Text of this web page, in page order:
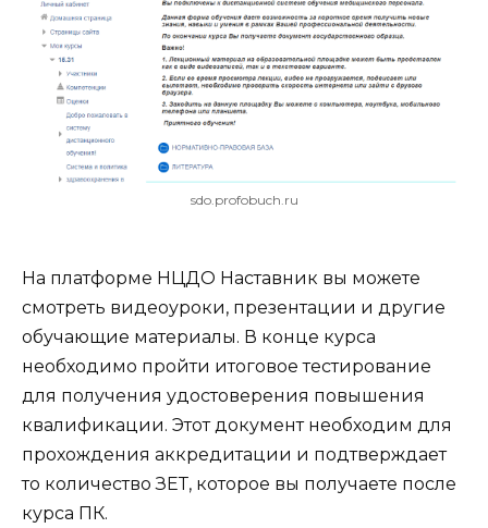
sdo.profobuch.ru
На платформе НЦДО Наставник вы можете
смотреть видеоуроки, презентации и другие
обучающие материалы. В конце курса
необходимо пройти итоговое тестирование
для получения удостоверения повышения
квалификации. Этот документ необходим для
прохождения аккредитации и подтверждает
то количество ЗЕТ, которое вы получаете после
курса ПК.